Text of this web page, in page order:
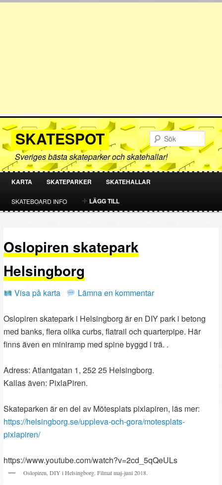
SKATESPOT
Sveriges bästa skateparker och skatehallar!
HOPPA
TILL
INNEHÅLL
HOPPA
TILL
INNEHÅLL
KARTA SKATEPARKER SKATEHALLAR
SKATEBOARD INFO LÄGG TILL
Oslopiren skatepark
Helsingborg
Visa på karta Lämna en kommentar
Oslopiren skatepark i Helsingborg är en DIY park i betong
med banks, flera olika curbs, flatrail och quarterpipe. Här
finns även en miniramp med spine byggd i trä. .
Adress: Atlantgatan 1, 252 25 Helsingborg.
Kallas även: PixlaPiren.
Skateparken är en del av Mötesplats pixlapiren, läs mer:
https://helsingborg.se/uppleva-och-gora/motesplats-
pixlapiren/
https://www.youtube.com/watch?v=2cd_5qQeULs
Oslopiren, DIY i Helsingborg. Filmat maj-juni 2018.